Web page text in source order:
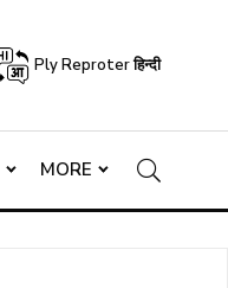
Ply Reproter हिन्दी
MORE